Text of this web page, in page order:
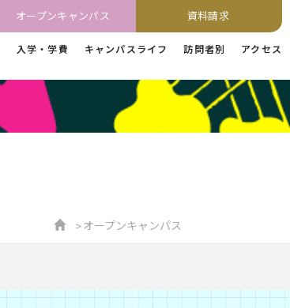
オープンキャンパス 資料請求
入学・学費 キャンパスライフ 訪問者別 アクセス
オープンキャンパス